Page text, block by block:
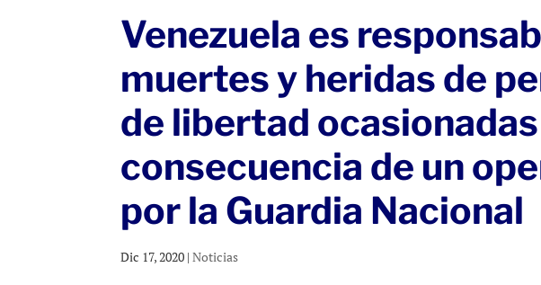
Venezuela es
muertes y heridas de
de libertad
consecuencia de un
por la Guardia Nacional
Dic 17, 2020 |Noticias